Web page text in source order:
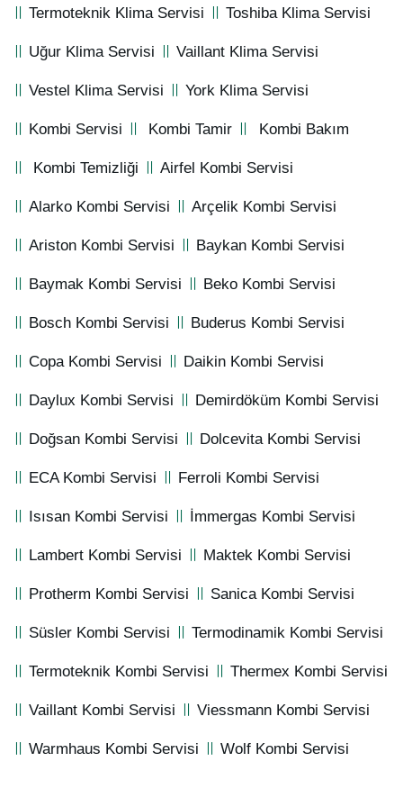
Termoteknik Klima Servisi Toshiba Klima Servisi
Uğur Klima Servisi Vaillant Klima Servisi
Vestel Klima Servisi York Klima Servisi
Kombi Servisi Kombi Tamir Kombi Bakım
Kombi Temizliği Airfel Kombi Servisi
Alarko Kombi Servisi Arçelik Kombi Servisi
Ariston Kombi Servisi Baykan Kombi Servisi
Baymak Kombi Servisi Beko Kombi Servisi
Bosch Kombi Servisi Buderus Kombi Servisi
Copa Kombi Servisi Daikin Kombi Servisi
Daylux Kombi Servisi Demirdöküm Kombi Servisi
Doğsan Kombi Servisi Dolcevita Kombi Servisi
ECA Kombi Servisi Ferroli Kombi Servisi
Isısan Kombi Servisi İmmergas Kombi Servisi
Lambert Kombi Servisi Maktek Kombi Servisi
Protherm Kombi Servisi Sanica Kombi Servisi
Süsler Kombi Servisi Termodinamik Kombi Servisi
Termoteknik Kombi Servisi Thermex Kombi Servisi
Vaillant Kombi Servisi Viessmann Kombi Servisi
Warmhaus Kombi Servisi Wolf Kombi Servisi